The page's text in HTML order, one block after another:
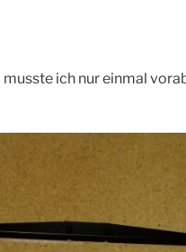
ich nur einmal